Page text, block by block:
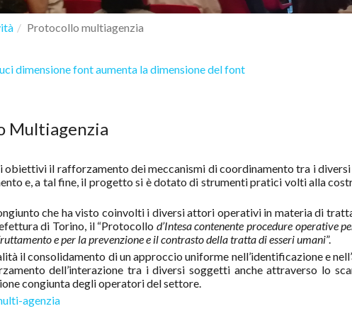
Protocollo multiagenzia
dimensione fontaumenta la dimensione del font
Multiagenzia
obiettivi il rafforzamento dei meccanismi di coordinamento tra i
e, a tal fine, il progetto si è dotato di strumenti pratici volti alla
che ha visto coinvolti i diversi attori operativi in materia di
di Torino, il “Protocollo d’Intesa contenente procedure operative
e per la prevenzione e il contrasto della tratta di esseri umani”.
il consolidamento di un approccio uniforme nell’identificazione e
dell’interazione tra i diversi soggetti anche attraverso lo
congiunta degli operatori del settore.
agenzia